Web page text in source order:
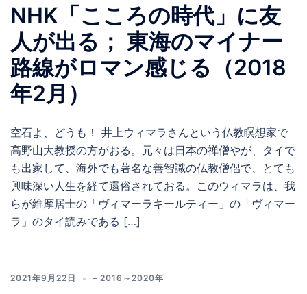
NHK「こころの時代」に友
人が出る； 東海のマイナー
路線がロマン感じる（2018
年2月）
空石よ、どうも！ 井上ウィマラさんという仏教瞑想家で
高野山大教授の方がおる。元々は日本の禅僧やが、タイで
も出家して、海外でも著名な善智識の仏教僧侶で、とても
興味深い人生を経て還俗されておる。このウィマラは、我
らが維摩居士の「ヴィマーラキールティー」の「ヴィマー
ラ」のタイ読みである […]
2021年9月22日 – 2016～2020年